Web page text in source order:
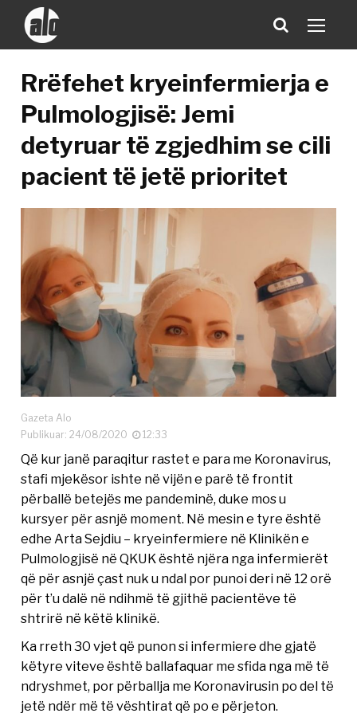
Rrëfehet kryeinfermierja e
Pulmologjisë: Jemi
detyruar të zgjedhim se cili
pacient të jetë prioritet
Gazeta Alo
Publikuar: 24/08/2020
12:33
Që kur janë paraqitur rastet e para me Koronavirus,
stafi mjekësor ishte në vijën e parë të frontit
përballë betejës me pandeminë, duke mos u
kursyer për asnjë moment. Në mesin e tyre është
edhe Arta Sejdiu – kryeinfermiere në Klinikën e
Pulmologjisë në QKUK është njëra nga infermierët
që për asnjë çast nuk u ndal por punoi deri në 12 orë
për t’u dalë në ndihmë të gjithë pacientëve të
shtrirë në këtë klinikë.
Ka rreth 30 vjet që punon si infermiere dhe gjatë
këtyre viteve është ballafaquar me sfida nga më të
ndryshmet, por përballja me Koronavirusin po del të
jetë ndër më të vështirat që po e përjeton.